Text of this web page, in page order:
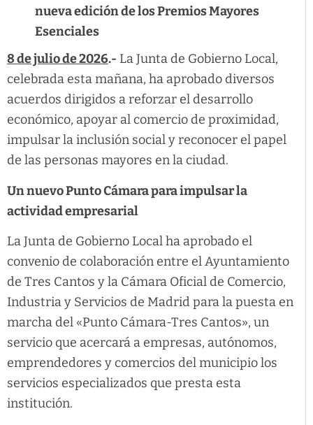
nueva edición de los Premios Mayores
Esenciales
8 de julio de 2026.- La Junta de Gobierno Local,
celebrada esta mañana, ha aprobado diversos
acuerdos dirigidos a reforzar el desarrollo
económico, apoyar al comercio de proximidad,
impulsar la inclusión social y reconocer el papel
de las personas mayores en la ciudad.
Un nuevo Punto Cámara para impulsar la
actividad empresarial
La Junta de Gobierno Local ha aprobado el
convenio de colaboración entre el Ayuntamiento
de Tres Cantos y la Cámara Oficial de Comercio,
Industria y Servicios de Madrid para la puesta en
marcha del «Punto Cámara-Tres Cantos», un
servicio que acercará a empresas, autónomos,
emprendedores y comercios del municipio los
servicios especializados que presta esta
institución.